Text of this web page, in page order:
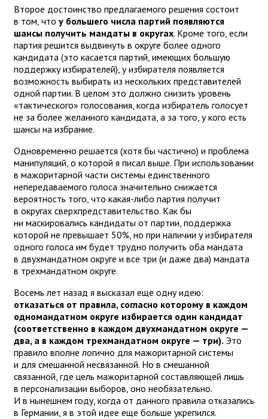
Второе достоинство предлагаемого решения состоит
в том, что у большего числа партий появляются
шансы получить мандаты в округах. Кроме того, если
партия решится выдвинуть в округе более одного
кандидата (это касается партий, имеющих большую
поддержку избирателей), у избирателя появляется
возможность выбирать из нескольких представителей
одной партии. В целом это должно снизить уровень
«тактического» голосования, когда избиратель голосует
не за более желанного кандидата, а за того, у кого есть
шансы на избрание.
Одновременно решается (хотя бы частично) и проблема
манипуляций, о которой я писал выше. При использовании
в мажоритарной части системы единственного
непередаваемого голоса значительно снижается
вероятность того, что какая-либо партия получит
в округах сверхпредставительство. Как бы
ни маскировались кандидаты от партии, поддержка
которой не превышает 50%, но при наличии у избирателя
одного голоса им будет трудно получить оба мандата
в двухмандатном округе и все три (и даже два) мандата
в трехмандатном округе.
Восемь лет назад я высказал еще одну идею:
отказаться от правила, согласно которому в каждом
одномандатном округе избирается один кандидат
(соответственно в каждом двухмандатном округе —
два, а в каждом трехмандатном округе — три). Это
правило вполне логично для мажоритарной системы
и для смешанной несвязанной. Но в смешанной
связанной, где цель мажоритарной составляющей лишь
в персонализации выборов, оно необязательно.
И в нынешнем году, когда от данного правила отказались
в Германии, я в этой идее еще больше укрепился.